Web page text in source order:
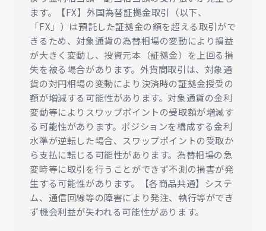
ます。【FX】外国為替証拠金取引（以下、
「FX」）は預託した証拠金の額を超える取引がで
きるため、対象通貨の為替相場の変動により損益
が大きく変動し、投資元本（証拠金）を上回る損
失を被る場合があります。外貨間取引は、対象通
貨の対円相場の変動により決済時の証拠金授受の
額が増減する可能性があります。対象通貨の金利
変動等によりスワップポイントの受取額が増減す
る可能性があります。ポジションを構成する金利
水準が逆転した場合、スワップポイントの受取か
ら支払に転じる可能性があります。為替相場の急
変時等に取引を行うことができず不測の損害が発
生する可能性があります。【各商品共通】システ
ム、通信回線等の障害により発注、執行等ができ
ず機会利益が失われる可能性があります。